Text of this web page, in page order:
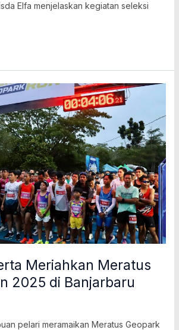
Elfa menjelaskan kegiatan seleksi
Meriahkan Meratus
2025 di Banjarbaru
pelari meramaikan Meratus Geopark